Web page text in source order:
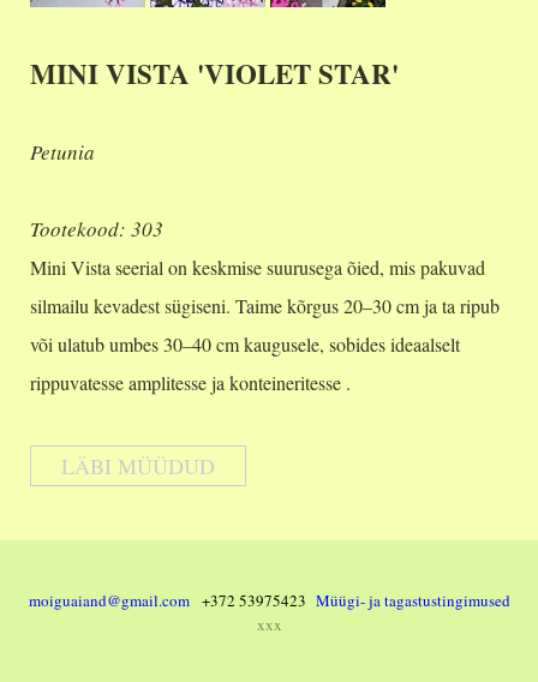
MINI VISTA 'VIOLET STAR'
Petunia
Tootekood: 303
Mini Vista seerial on keskmise suurusega õied, mis pakuvad
silmailu kevadest sügiseni. Taime kõrgus 20–30 cm ja ta ripub
või ulatub umbes 30–40 cm kaugusele, sobides ideaalselt
rippuvatesse amplitesse ja konteineritesse .
LÄBI MÜÜDUD
moiguaiand@gmail.com +372 53975423 Müügi- ja tagastustingimused
xxx